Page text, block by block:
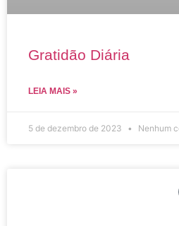
Gratidão Diária
LEIA MAIS »
5 de dezembro de 2023 Nenhum